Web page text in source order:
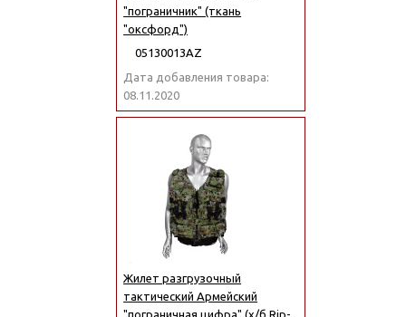
"пограничник" (ткань
"оксфорд")
05130013АZ
Дата добавления товара:
08.11.2020
Жилет разгрузочный
тактический Армейский